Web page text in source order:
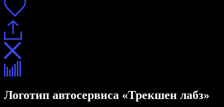
Логотип автосервиса «Трекшен лабз»